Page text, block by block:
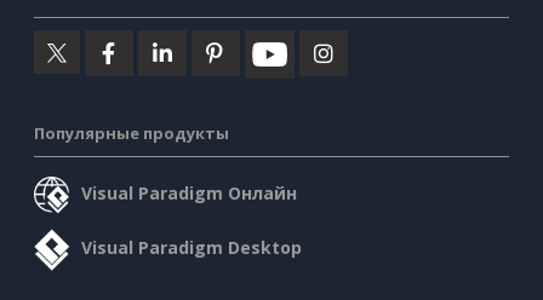
Популярные продукты
Visual Paradigm Онлайн
Visual Paradigm Desktop